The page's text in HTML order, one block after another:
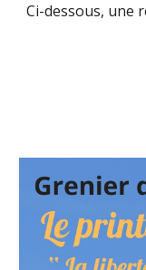
Ci-dessous, une